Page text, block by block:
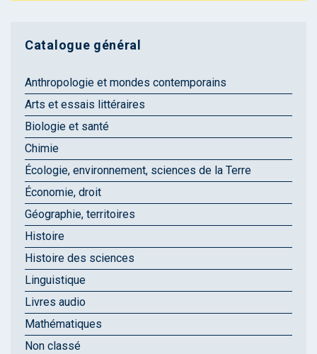
Catalogue général
Anthropologie et mondes contemporains
Arts et essais littéraires
Biologie et santé
Chimie
Écologie, environnement, sciences de la Terre
Économie, droit
Géographie, territoires
Histoire
Histoire des sciences
Linguistique
Livres audio
Mathématiques
Non classé